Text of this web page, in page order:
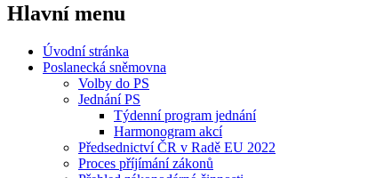
Hlavní menu
Úvodní stránka
Poslanecká sněmovna
Volby do PS
Jednání PS
Týdenní program jednání
Harmonogram akcí
Předsednictví ČR v Radě EU 2022
Proces příjímání zákonů